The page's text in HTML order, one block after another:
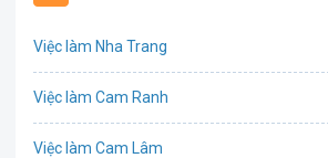
Bất động sản
Việc làm Nha Trang
Việc làm Cam Ranh
Việc làm Cam Lâm